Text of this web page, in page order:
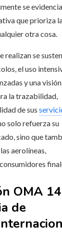
se
que prioriza
otra cosa.
realizan se
el uso
y una visión
la trazabilidad,
de sus
solo refuerza su
sino que
aerolíneas,
OMA
de